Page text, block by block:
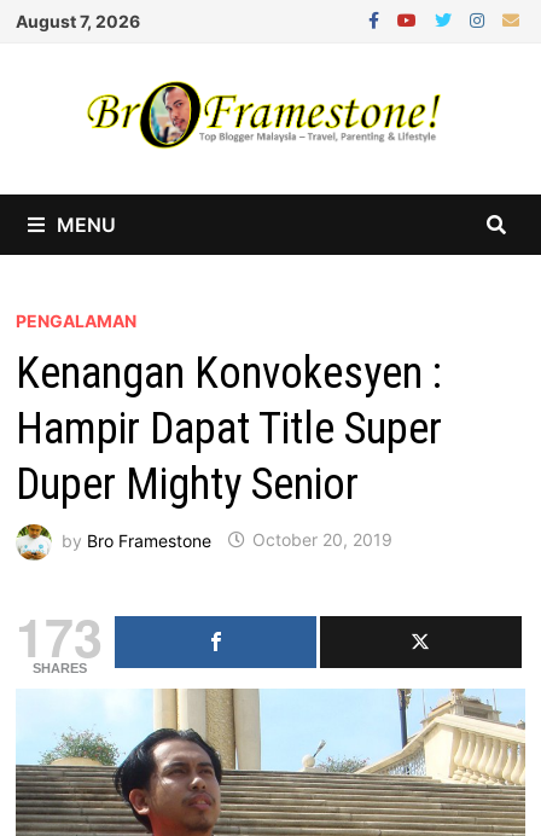
Skip
August 7, 2026
MENU
PENGALAMAN
Kenangan Konvokesyen :
Hampir Dapat Title Super
Duper Mighty Senior
by Bro Framestone October 20, 2019
173
SHARES